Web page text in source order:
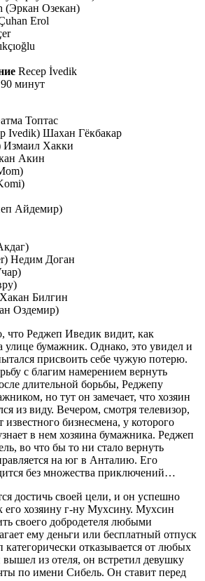
(Эркан Озекан)
Erol
Recep İvedik
90 минут
Топтас
Ivedik) Шахан Гёкбакар
Измаил Хакки
Акин
Айдемир)
Недим Доган
Билгин
Оздемир)
что Реджеп Иведик видит, как
бумажник. Однако, это увидел и
присвоить себе чужую потерю.
с благим намерением вернуть
длительной борьбы, Реджепу
но тут он замечает, что хозяин
из виду. Вечером, смотря телевизор,
бизнесмена, у которого
в нем хозяина бумажника. Реджеп
во что бы то ни стало вернуть
на юг в Анталию. Его
без множества приключений…
достичь своей цели, и он успешно
его хозяину г-ну Мухсину. Мухсин
своего добродетеля любыми
ему деньги или бесплатный отпуск
категорически отказывается от любых
из отеля, он встретил девушку
по имени Сибель. Он ставит перед